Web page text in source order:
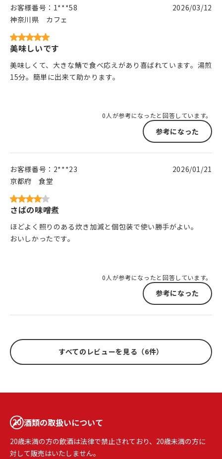
お客様番号： 1***58
神奈川県
カフェ
2026/03/12
美味しいです
美味しくて、大きな鯖で食べ応えがあり喜ばれています。湯煎
15分。簡単に出来て助かります。
0人が参考になったと回答しています。
参考になった
お客様番号： 2***23
京都府
食堂
2026/01/21
さばの味噌煮
ほどよく照りのある炊き加減と個包装で使い勝手がよい。
おいしかったです。
0人が参考になったと回答しています。
参考になった
すべてのレビューを見る（6件）
酒類の取扱いについて
20歳未満の方の飲酒は法律で禁止されており、20歳未満の方に
対して販売はいたしません。